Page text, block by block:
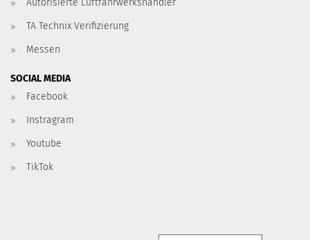
Autorisierte Luftfahrwerkshändler
TA Technix Verifizierung
Messen
SOCIAL MEDIA
Facebook
Instragram
Youtube
TikTok